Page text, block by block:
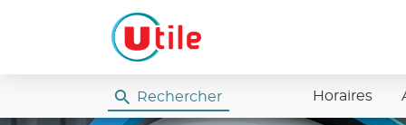
Rechercher Horaires